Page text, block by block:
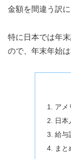
金額を間違う訳
特に日本では年
ので、年末年始
アメ
日本
給与
まと